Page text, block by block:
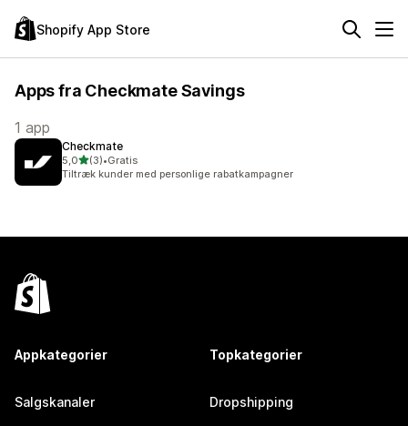
Shopify App Store
Apps fra Checkmate Savings
1 app
Checkmate
5,0ud af 5 stjerner
(3)
3 anmeldelser i alt
•Gratis
Tiltræk kunder med personlige rabatkampagner
Appkategorier
Salgskanaler
Topkategorier
Dropshipping